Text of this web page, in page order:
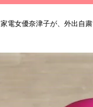
家電女優奈津子が、外出自